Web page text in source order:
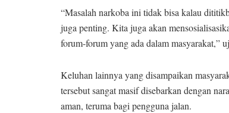
“Masalah narkoba ini tidak bisa kalau
juga penting. Kita juga akan
forum-forum yang ada dalam masyarakat,”
Keluhan lainnya yang disampaikan
tersebut sangat masif disebarkan dengan
aman, teruma bagi pengguna jalan.